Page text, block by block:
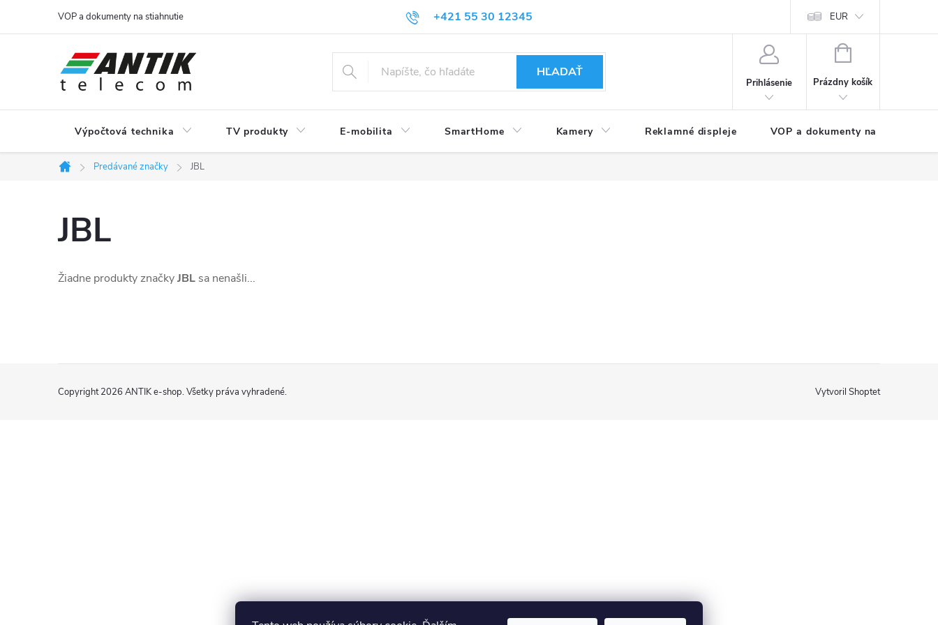
+421 55 30 12345
VOP a dokumenty na stiahnutie EUR
HĽADAŤ
Prihlásenie
NÁKUPNÝ
Prázdny košík
Výpočtová technika TV produkty E-mobilita SmartHome Kamery Reklamné displeje VOP a dokumenty na stiahnutie
Domov
Predávané značky JBL
JBL
Žiadne produkty značkyJBL sa nenašli...
Vytvoril Shoptet
Copyright 2026 ANTIK e-shop. Všetky práva vyhradené.